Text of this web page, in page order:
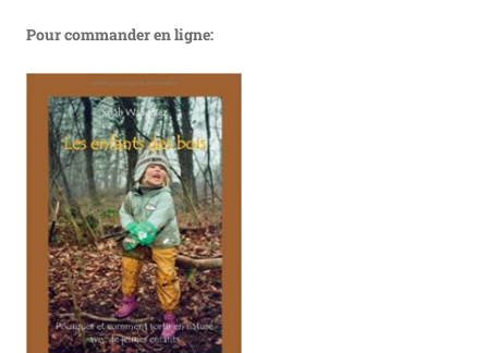
Pour commander en ligne: